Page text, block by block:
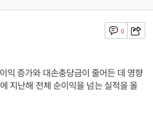
0
익 증가와 대손충당금이 줄어든 데 영향
지난해 전체 순이익을 넘는 실적을 올